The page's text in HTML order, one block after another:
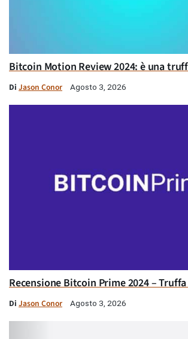
Bitcoin Motion Review 2024: è una
Di Jason Conor Agosto 3, 2026
Recensione Bitcoin Prime 2024 –
Di Jason Conor Agosto 3, 2026